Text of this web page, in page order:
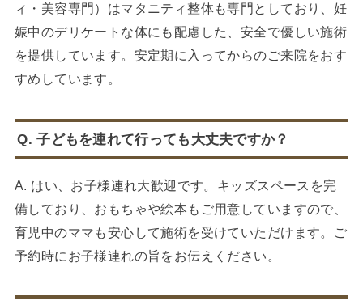
ィ・美容専門）はマタニティ整体も専門としており、妊
娠中のデリケートな体にも配慮した、安全で優しい施術
を提供しています。安定期に入ってからのご来院をおす
すめしています。
Q. 子どもを連れて行っても大丈夫ですか？
A. はい、お子様連れ大歓迎です。キッズスペースを完
備しており、おもちゃや絵本もご用意していますので、
育児中のママも安心して施術を受けていただけます。ご
予約時にお子様連れの旨をお伝えください。